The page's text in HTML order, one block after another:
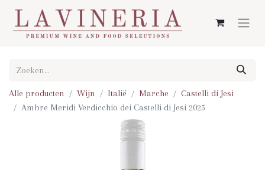
Alle producten Wijn Italië Marche
Castelli di Jesi
Ambre Meridi Verdicchio dei Castelli di Jesi 2025